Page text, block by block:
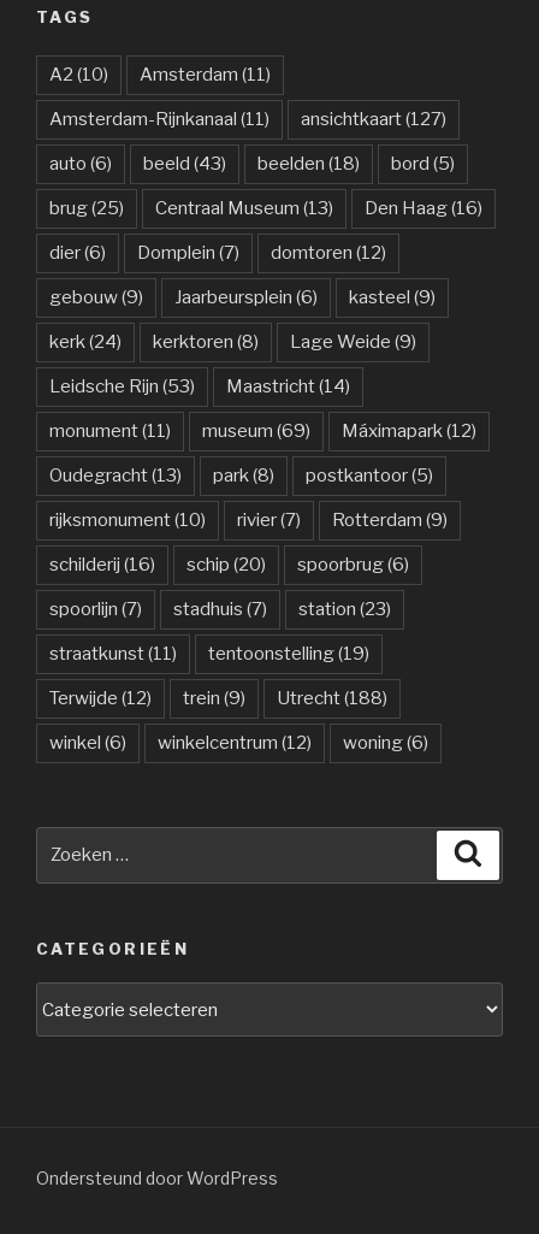
TAGS
A2 (10) Amsterdam (11)
Amsterdam-Rijnkanaal (11) ansichtkaart(127)
auto (6) beeld (43) beelden (18) bord (5)
brug(25) Centraal Museum (13) Den Haag(16)
dier(6) Domplein (7) domtoren (12)
gebouw(9) Jaarbeursplein (6) kasteel (9)
kerk(24) kerktoren (8) Lage Weide (9)
Leidsche Rijn (53) Maastricht(14)
monument(11) museum (69) Máximapark(12)
Oudegracht(13) park(8) postkantoor(5)
rijksmonument(10) rivier(7) Rotterdam (9)
schilderij (16) schip (20) spoorbrug(6)
spoorlijn (7) stadhuis (7) station (23)
straatkunst(11) tentoonstelling(19)
Terwijde (12) trein (9) Utrecht(188)
winkel (6) winkelcentrum (12) woning(6)
CATEGORIEËN
Ondersteund door WordPress